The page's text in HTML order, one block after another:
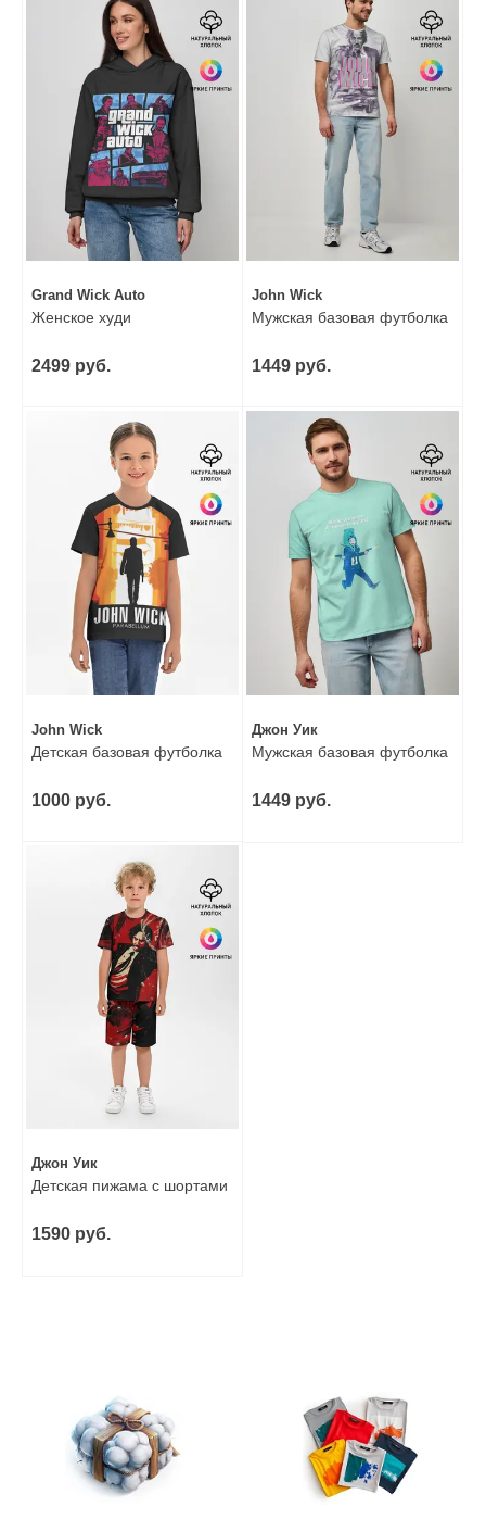
Grand Wick Auto
Женское худи
2499 руб.
John Wick
Мужская базовая футболка
1449 руб.
John Wick
Детская базовая футболка
1000 руб.
Джон Уик
Мужская базовая футболка
1449 руб.
Джон Уик
Детская пижама с шортами
1590 руб.